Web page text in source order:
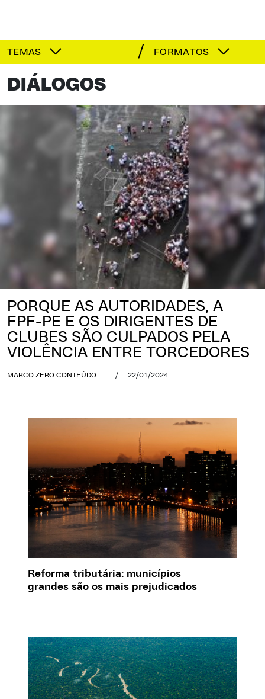
TEMAS FORMATOS
DIÁLOGOS
PORQUE AS AUTORIDADES, A
FPF-PE E OS DIRIGENTES DE
CLUBES SÃO CULPADOS PELA
VIOLÊNCIA ENTRE TORCEDORES
MARCO ZERO CONTEÚDO / 22/01/2024
Reforma tributária: municípios
grandes são os mais prejudicados